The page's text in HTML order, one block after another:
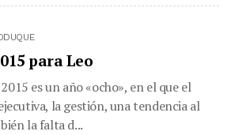
para Leo
es un año «ocho», en el que el
la gestión, una tendencia al
la falta d...